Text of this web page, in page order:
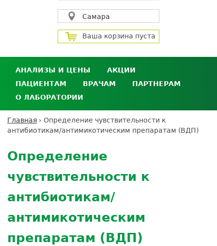
Самара
Ваша корзина пуста
АНАЛИЗЫ И ЦЕНЫ
Анализы и цены
Где сдать анализы
Выезд на дом
Подготовка к анализам
АКЦИИ
ПАЦИЕНТАМ
Личный кабинет пациента
Дисконтная программа
ДМС
Усиление профилактических мер для
безопасности пациентов
ВРАЧАМ
Экскурсия в
ПАРТНЕРАМ
кабинет
партнёра
О ЛАБОРАТОРИИ
Контроль качества
Документы
Вы
Главная › Определение чувствительности к
антибиотикам/антимикотическим препаратам (ВДП)
to
top
Определение
чувствительности к
антибиотикам/
антимикотическим
препаратам (ВДП)